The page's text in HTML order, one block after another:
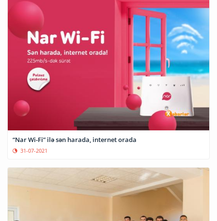
“Nar Wi-Fi” ilə sən harada, internet orada
31-07-2021